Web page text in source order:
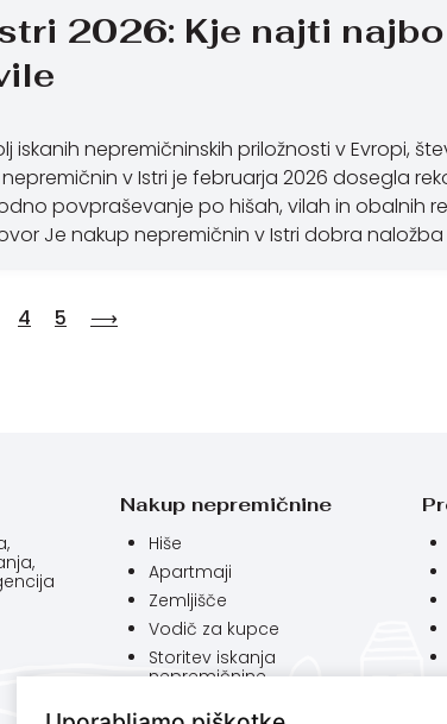
2026: Kje najti
nepremičninskih priložnosti v Evropi,
v Istri je februarja 2026 dosegla
povpraševanje po hišah, vilah in obalnih
Je nakup nepremičnin v Istri dobra naložba
4 5 ⟶
Nakup nepremičnine
Hiše
Apartmaji
Zemljišče
Vodič za kupce
Storitev iskanja
nepremičnine